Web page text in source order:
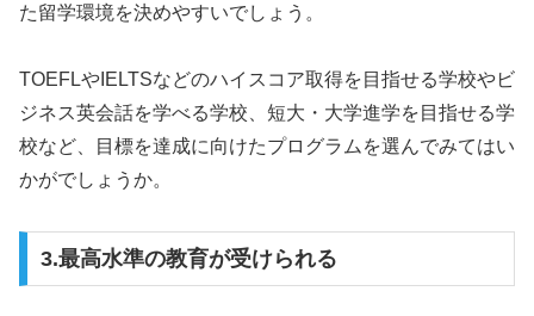
た留学環境を決めやすいでしょう。
TOEFLやIELTSなどのハイスコア取得を目指せる学校やビ
ジネス英会話を学べる学校、短大・大学進学を目指せる学
校など、目標を達成に向けたプログラムを選んでみてはい
かがでしょうか。
3.最高水準の教育が受けられる